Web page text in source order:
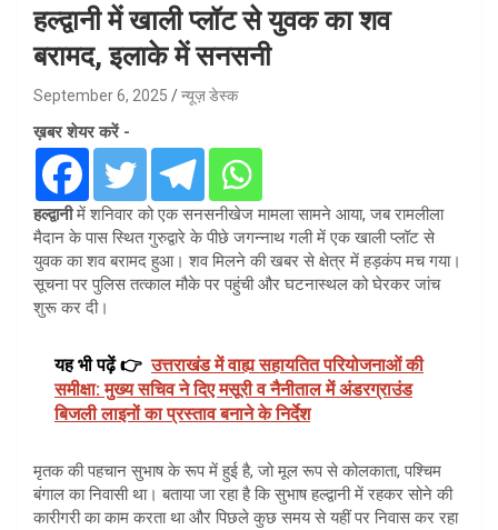
हल्द्वानी में खाली प्लॉट से युवक का शव
बरामद, इलाके में सनसनी
September 6, 2025 न्यूज़ डेस्क
ख़बर शेयर करें -
हल्द्वानीमें शनिवार को एक सनसनीखेज मामला सामने आया, जब रामलीला
मैदान के पास स्थित गुरुद्वारे के पीछे जगन्नाथ गली में एक खाली प्लॉट से
युवक का शव बरामद हुआ। शव मिलने की खबर से क्षेत्र में हड़कंप मच गया।
सूचना पर पुलिस तत्काल मौके पर पहुंची और घटनास्थल को घेरकर जांच
शुरू कर दी।
यह भी पढ़ें 👉 उत्तराखंड में वाह्य सहायतित परियोजनाओं की
समीक्षा: मुख्य सचिव ने दिए मसूरी व नैनीताल में अंडरग्राउंड
बिजली लाइनों का प्रस्ताव बनाने के निर्देश
मृतक की पहचान सुभाष के रूप में हुई है, जो मूल रूप से कोलकाता, पश्चिम
बंगाल का निवासी था। बताया जा रहा है कि सुभाष हल्द्वानी में रहकर सोने की
कारीगरी का काम करता था और पिछले कुछ समय से यहीं पर निवास कर रहा